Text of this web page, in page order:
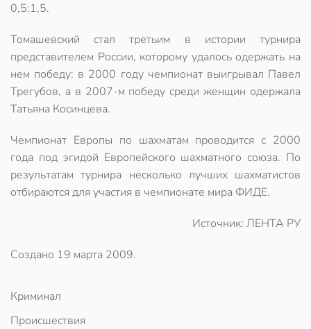
0,5:1,5.
Томашевский стал третьим в истории турнира
представителем России, которому удалось одержать на
нем победу: в 2000 году чемпионат выигрывал Павел
Трегубов, а в 2007-м победу среди женщин одержала
Татьяна Косинцева.
Чемпионат Европы по шахматам проводится с 2000
года под эгидой Европейского шахматного союза. По
результатам турнира несколько лучших шахматистов
отбираются для участия в чемпионате мира ФИДЕ.
Источник: ЛЕНТА РУ
Создано 19 марта 2009.
Криминал
Происшествия